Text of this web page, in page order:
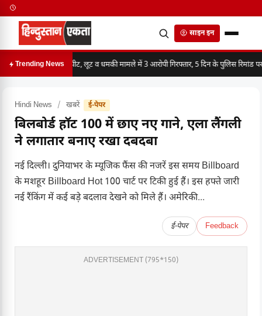
साइन इन
Trending Newsमारपीट, लूट व धमकी मामले में 3 आरोपी गिरफ्तार, 5 दिन के पुलिस रिमांड पर
Hindi News / खबरें ई-पेपर
बिलबोर्ड हॉट 100 में छाए नए गाने, एला लैंगली
ने लगातार बनाए रखा दबदबा
नई दिल्ली। दुनियाभर के म्यूजिक फैंस की नजरें इस समय Billboard
के मशहूर Billboard Hot 100 चार्ट पर टिकी हुई हैं। इस हफ्ते जारी
नई रैंकिंग में कई बड़े बदलाव देखने को मिले हैं। अमेरिकी...
ई-पेपर Feedback
ADVERTISEMENT (795*150)